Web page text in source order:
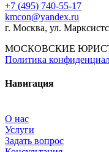
+7 (495) 740‑55‑17
kmcon@yandex.ru
г. Москва, ул.
МОСКОВСКИЕ
Политика
Навигация
О нас
Услуги
Задать вопрос